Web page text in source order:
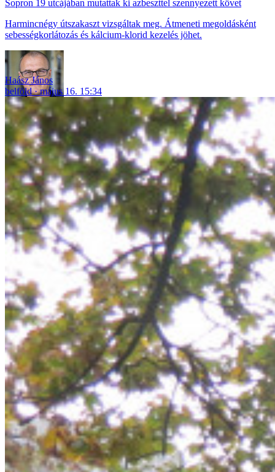
Sopron 19 utcájában mutattak ki azbeszttel szennyezett követ
Harmincnégy útszakaszt vizsgáltak meg. Átmeneti megoldásként
sebességkorlátozás és kálcium-klorid kezelés jöhet.
Haász János
belföld
május 16. 15:34